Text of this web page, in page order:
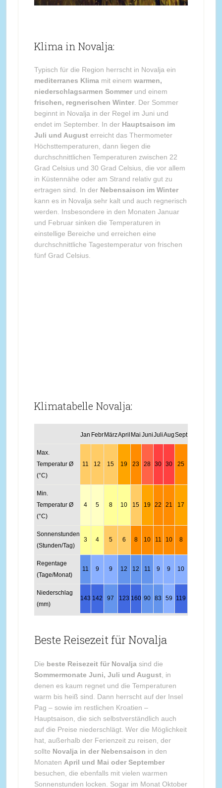
Klima in Novalja:
Typisch für die Region herrscht in Novalja ein
mediterranes Klimamit einem warmen,
niederschlagsarmen Sommerund einem
frischen, regnerischen Winter. Der Sommer
beginnt in Novalja in der Regel im Juni und
endet im September. In der Hauptsaison im
Juli und Augusterreicht das Thermometer
Höchsttemperaturen, dann liegen die
durchschnittlichen Temperaturen zwischen 22
Grad Celsius und 30 Grad Celsius, die vor allem
in Küstennähe oder am Strand relativ gut zu
ertragen sind. In der Nebensaison im Winter
kann es in Novalja sehr kalt und auch regnerisch
werden. Insbesondere in den Monaten Januar
und Februar sinken die Temperaturen in
einstellige Bereiche und erreichen eine
durchschnittliche Tagestemperatur von frischen
fünf Grad Celsius.
Klimatabelle Novalja:
Jan FebrMärzApril Mai JuniJuliAugSeptOkt
Max.
Temperatur Ø
(°C)
11 12 15 19 23 28 30 30 25
Min.
Temperatur Ø
(°C)
4 5 8 10 15 19 22 21 17
Sonnenstunden
(Stunden/Tag)
3 4 5 6 8 10 11 10 8
Regentage
(Tage/Monat)
11 9 9 12 12 11 9 9 10
Niederschlag
(mm)
143 142 97 123 160 90 83 59 119
Beste Reisezeit für Novalja
Die beste Reisezeit für Novaljasind die
Sommermonate Juni, Juli und August, in
denen es kaum regnet und die Temperaturen
warm bis heiß sind. Dann herrscht auf der Insel
Pag – sowie im restlichen Kroatien –
Hauptsaison, die sich selbstverständlich auch
auf die Preise niederschlägt. Wer die Möglichkeit
hat, außerhalb der Ferienzeit zu reisen, der
sollte Novalja in der Nebensaison in den
Monaten April und Mai oder September
besuchen, die ebenfalls mit vielen warmen
Sonnenstunden locken. Sogar im Monat Oktober